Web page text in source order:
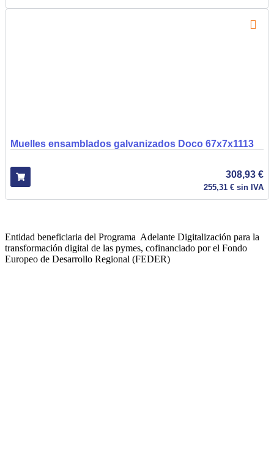
Muelles ensamblados galvanizados Doco 67x7x1113
308,93 €
255,31 € sin IVA
Entidad beneficiaria del Programa Adelante Digitalización para la
transformación digital de las pymes, cofinanciado por el Fondo
Europeo de Desarrollo Regional (FEDER)